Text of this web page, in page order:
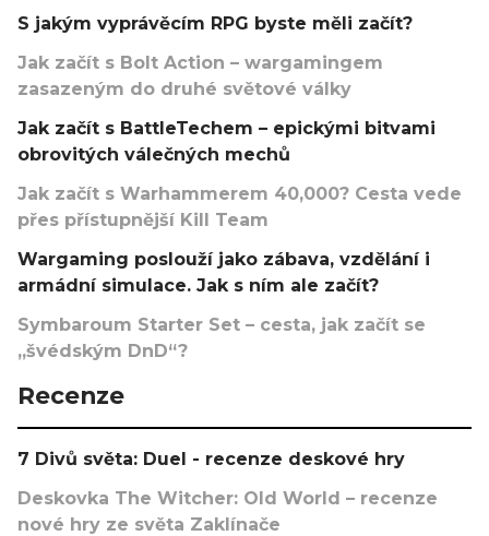
S jakým vyprávěcím RPG byste měli začít?
Jak začít s Bolt Action – wargamingem
zasazeným do druhé světové války
Jak začít s BattleTechem – epickými bitvami
obrovitých válečných mechů
Jak začít s Warhammerem 40,000? Cesta vede
přes přístupnější Kill Team
Wargaming poslouží jako zábava, vzdělání i
armádní simulace. Jak s ním ale začít?
Symbaroum Starter Set – cesta, jak začít se
„švédským DnD“?
Recenze
7 Divů světa: Duel - recenze deskové hry
Deskovka The Witcher: Old World – recenze
nové hry ze světa Zaklínače